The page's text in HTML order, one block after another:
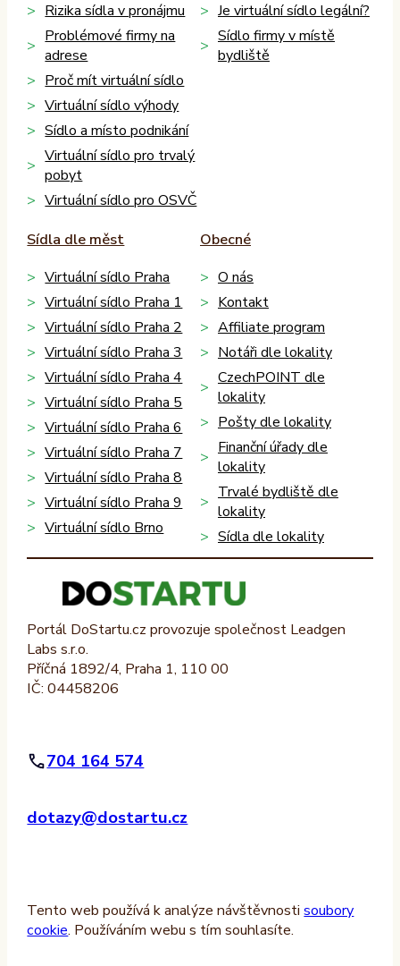
Rizika sídla v pronájmu
Problémové firmy na
adrese
Proč mít virtuální sídlo
Virtuální sídlo výhody
Sídlo a místo podnikání
Virtuální sídlo pro trvalý
pobyt
Virtuální sídlo pro OSVČ
Je virtuální sídlo legální?
Sídlo firmy v místě
bydliště
Sídla dle měst
Virtuální sídlo Praha
Virtuální sídlo Praha 1
Virtuální sídlo Praha 2
Virtuální sídlo Praha 3
Virtuální sídlo Praha 4
Virtuální sídlo Praha 5
Virtuální sídlo Praha 6
Virtuální sídlo Praha 7
Virtuální sídlo Praha 8
Virtuální sídlo Praha 9
Virtuální sídlo Brno
Obecné
O nás
Kontakt
Affiliate program
Notáři dle lokality
CzechPOINT dle
lokality
Pošty dle lokality
Finanční úřady dle
lokality
Trvalé bydliště dle
lokality
Sídla dle lokality
Portál DoStartu.cz provozuje společnost Leadgen
Labs s.r.o.
Příčná 1892/4, Praha 1, 110 00
IČ: 04458206
704 164 574
dotazy@dostartu.cz
Tento web používá k analýze návštěvnostisoubory
cookie. Používáním webu s tím souhlasíte.